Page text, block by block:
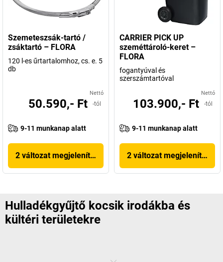
Szemeteszsák-tartó /
zsáktartó – FLORA
120 l-es űrtartalomhoz, cs. e. 5
db
Nettó
50.590,- Ft -tól
9-11 munkanap alatt
2 változat megjelenítése
CARRIER PICK UP
szeméttároló-keret –
FLORA
fogantyúval és
szerszámtartóval
Nettó
103.900,- Ft -tól
9-11 munkanap alatt
2 változat megjelenítése
Hulladékgyűjtő kocsik irodákba és
kültéri területekre
Talán arról álmodozik, bárcsak megjelenne egy jó tündér, aki minden